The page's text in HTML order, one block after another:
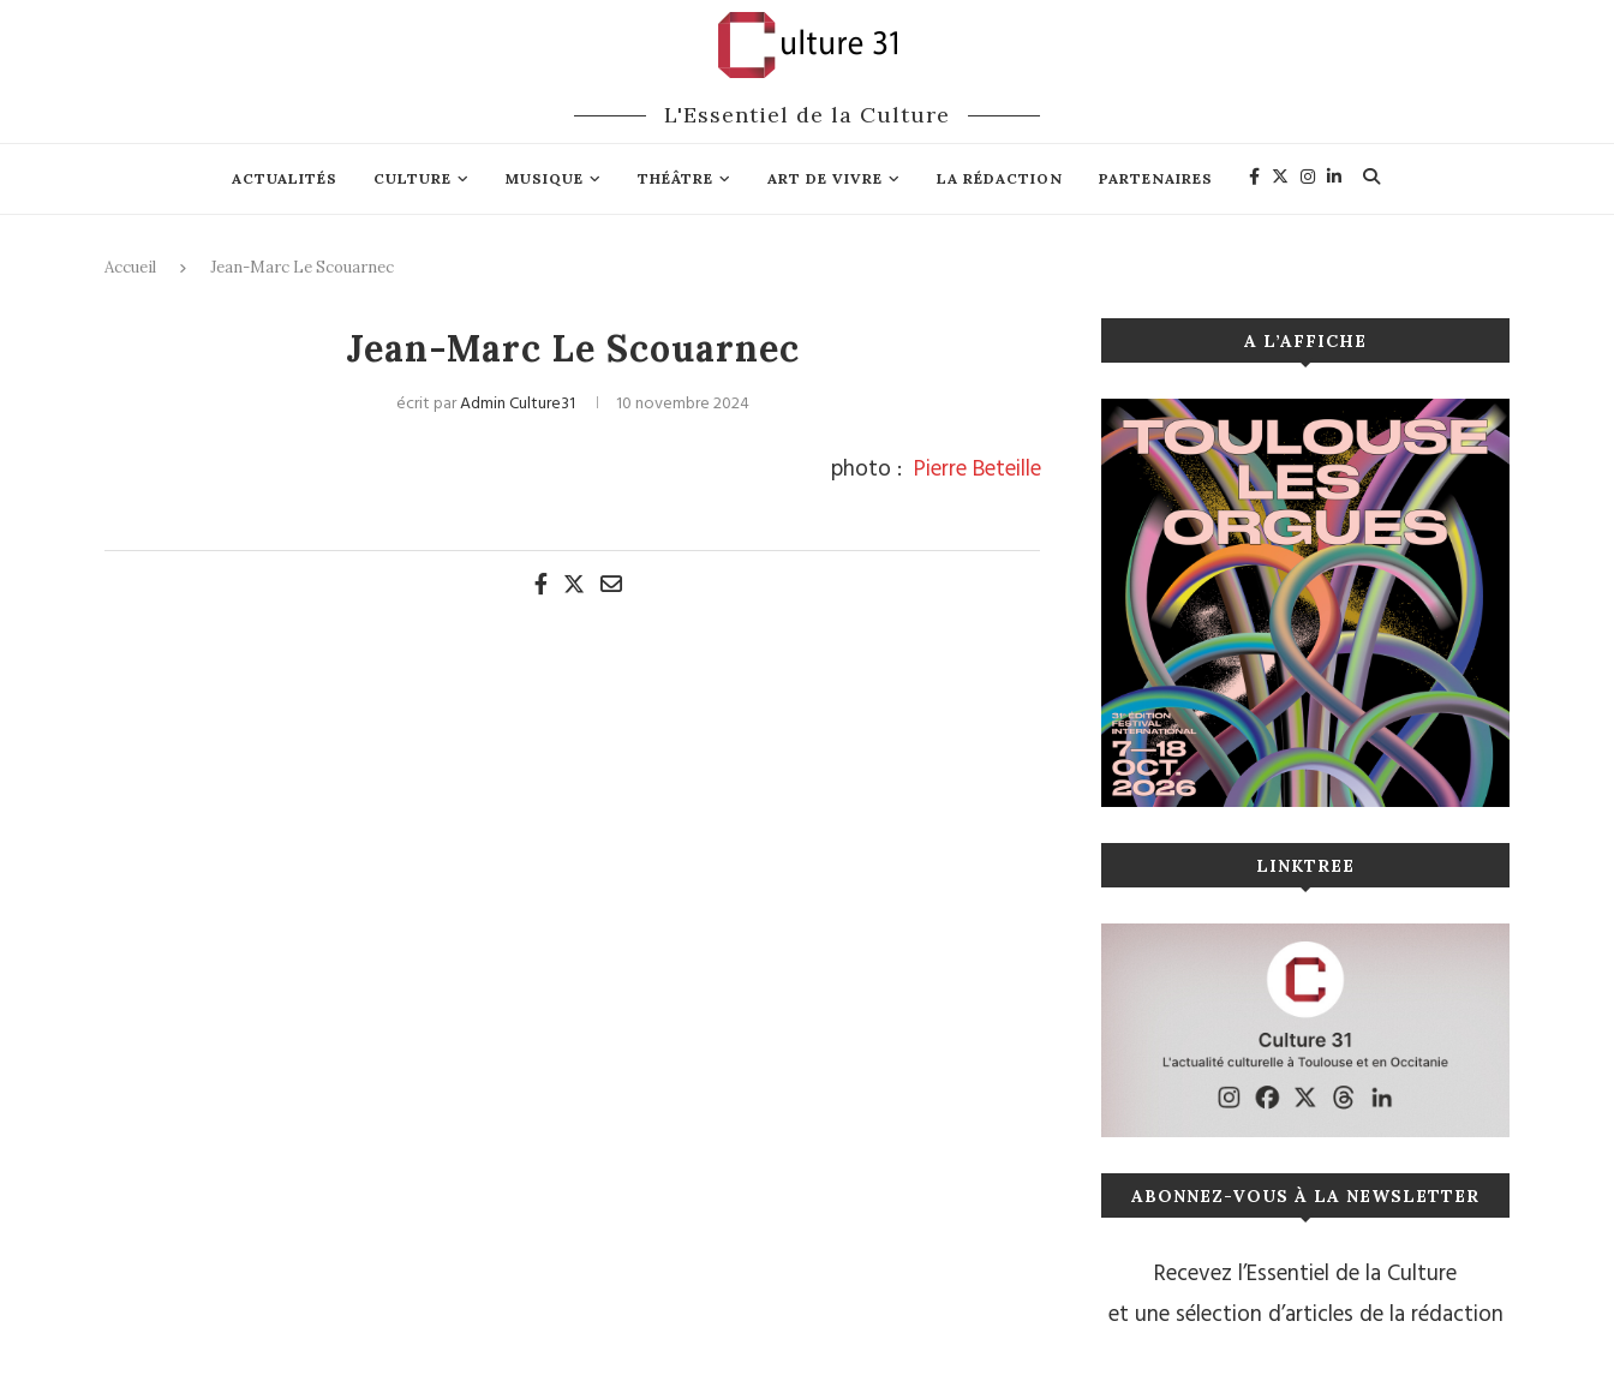
L'Essentiel de la Culture
ACTUALITÉS CULTURE MUSIQUE THÉÂTRE ART DE VIVRE LA RÉDACTION PARTENAIRES
Accueil Jean-Marc Le Scouarnec
Jean-Marc Le Scouarnec
écrit parAdmin Culture31 10 novembre 2024
photo : Pierre Beteille
A L’AFFICHE
LINKTREE
ABONNEZ-VOUS À LA NEWSLETTER
Recevez l’Essentiel de la Culture
et une sélection d’articles de la rédaction